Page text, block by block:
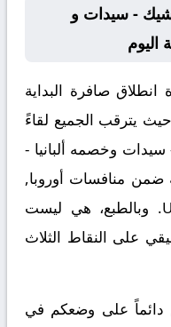
- سيدات و
اليوم
صافرة البداية
يترقب الجميع لقاءً
سيدات وخصمه ألبانيا -
ضمن منافسات أوروبا,
. وبالطبع، هي ليست
على النقاط الثلاث
على وضعكم في